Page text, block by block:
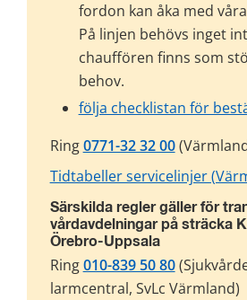
fordon kan åka med
På linjen behövs inget
chauffören finns som
behov.
följa checklistan för
Ring 0771-32 32 00
Tidtabeller servicelinjer
Särskilda regler gäller för
vårdavdelningar på sträcka
Örebro-Uppsala
Ring 010-839 50 80
larmcentral, SvLc Värmland)